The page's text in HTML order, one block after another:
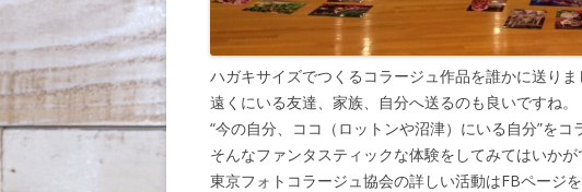
ハガキサイズでつくるコラージュ作品を誰かに送りま
遠くにいる友達、家族、
自分へ送るのも良いですね。
“今の自分、ココ（ロットンや沼津）にいる自分”をコ
そんなファンタスティックな体験をしてみてはいかが
東京フォトコラージュ協会の詳しい活動はFBページ